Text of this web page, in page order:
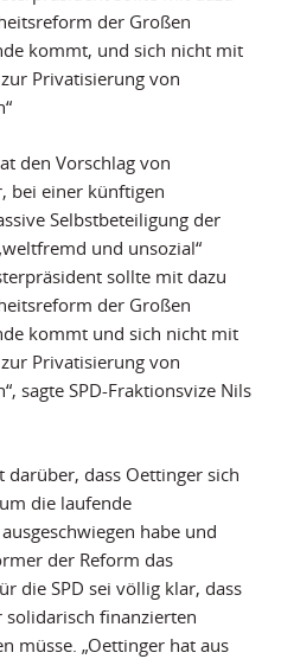
der Großen
kommt, und sich nicht mit
Privatisierung von
den Vorschlag von
bei einer künftigen
Selbstbeteiligung der
und unsozial“
sollte mit dazu
der Großen
kommt und sich nicht mit
Privatisierung von
sagte SPD-Fraktionsvize Nils
darüber, dass Oettinger sich
die laufende
habe und
der Reform das
die SPD sei völlig klar, dass
finanzierten
müsse. „Oettinger hat aus